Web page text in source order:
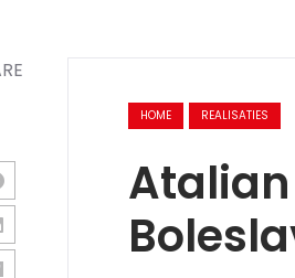
HOME REALISATIES
Atalian